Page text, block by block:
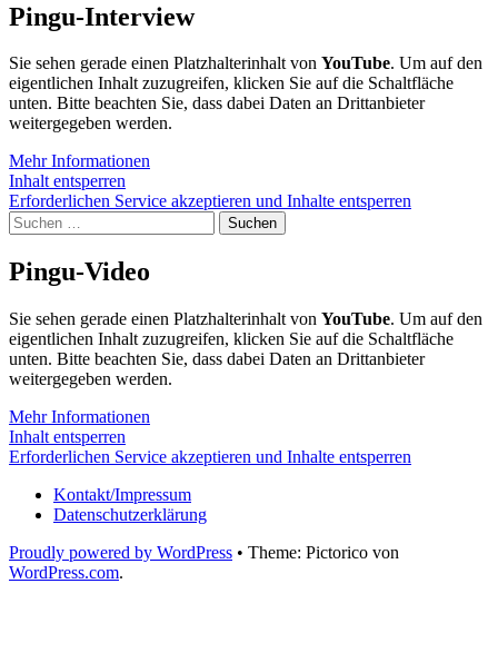
Pingu-Interview
Sie sehen gerade einen Platzhalterinhalt von YouTube. Um auf den
eigentlichen Inhalt zuzugreifen, klicken Sie auf die Schaltfläche
unten. Bitte beachten Sie, dass dabei Daten an Drittanbieter
weitergegeben werden.
Mehr Informationen
Inhalt entsperren
Erforderlichen Service akzeptieren und Inhalte entsperren
Suchen
nach:
Pingu-Video
Sie sehen gerade einen Platzhalterinhalt von YouTube. Um auf den
eigentlichen Inhalt zuzugreifen, klicken Sie auf die Schaltfläche
unten. Bitte beachten Sie, dass dabei Daten an Drittanbieter
weitergegeben werden.
Mehr Informationen
Inhalt entsperren
Erforderlichen Service akzeptieren und Inhalte entsperren
Kontakt/Impressum
Datenschutzerklärung
Proudly powered by WordPress • Theme: Pictorico von
WordPress.com.